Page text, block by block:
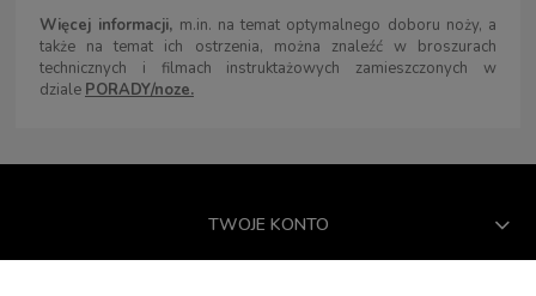
Więcej informacji, m.in. na temat optymalnego doboru noży, a
także na temat ich ostrzenia, można znaleźć w broszurach
technicznych i filmach instruktażowych zamieszczonych w
dziale PORADY/noze.
TWOJE KONTO